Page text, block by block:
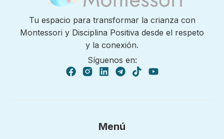
Tu espacio para transformar la crianza con
Montessori y Disciplina Positiva desde el respeto
y la conexión.
Síguenos en:
Menú